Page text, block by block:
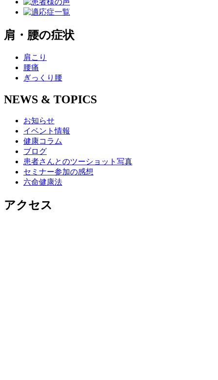
肩・腰の症状
肩こり
腰痛
ぎっくり腰
NEWS & TOPICS
お知らせ
イベント情報
健康コラム
ブログ
患者さんとのツーショット写真
セミナー参加の感想
六命健康法
アクセス